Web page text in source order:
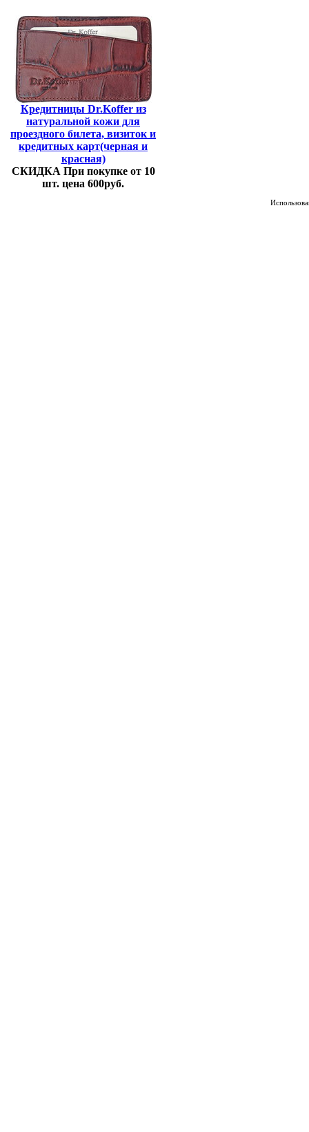
Кредитницы Dr.Koffer из
натуральной кожи для
проездного билета, визиток и
кредитных карт(черная и
красная)
СКИДКА При покупке от 10
шт. цена 600руб.